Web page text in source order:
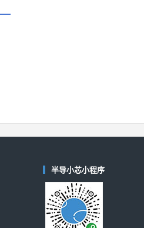
半导小芯小程序